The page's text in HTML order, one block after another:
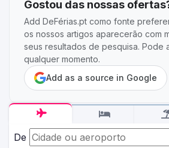
De
Gostou das nossas
Add DeFérias.pt como fonte
os nossos artigos aparecerão com
seus resultados de pesquisa. Pode
qualquer momento.
Add as a source in Google